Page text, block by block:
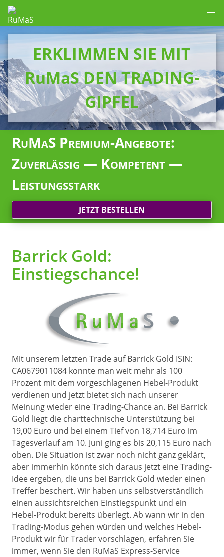
ERKLIMMEN SIE MIT
RuMaS DEN TRADING-
GIPFEL
RuMaS Premium-Angebote:
Zuverlässig — Kompetent —
Leistungsstark
JETZT BESTELLEN
Barrick Gold:
Einstiegschance!
Mit unserem letzten Trade auf Barrick Gold ISIN:
CA0679011084 konnte man weit mehr als 100
Prozent mit dem vorgeschlagenen Hebel-Produkt
verdienen und jetzt bietet sich nach unserer
Meinung wieder eine Trading-Chance an. Bei Barrick
Gold liegt die charttechnische Unterstützung bei
19,00 Euro und bei einem Tief von 18,714 Euro im
Tagesverlauf am 10. Juni ging es bis 20,115 Euro nach
oben. Die Situation ist zwar noch nicht ganz geklärt,
aber immerhin könnte sich daraus jetzt eine Trading-
Idee ergeben, die uns bei Barrick Gold wieder einen
Treffer beschert. Wir haben uns selbstverständlich
einen aussichtsreichen Einstiegspunkt und ein
Hebel-Produkt bereits überlegt. Ab wann wir in den
Trading-Modus gehen würden und welches Hebel-
Produkt wir für Trader vorschlagen, erfahren Sie
immer, wenn Sie den RuMaS Express-Service